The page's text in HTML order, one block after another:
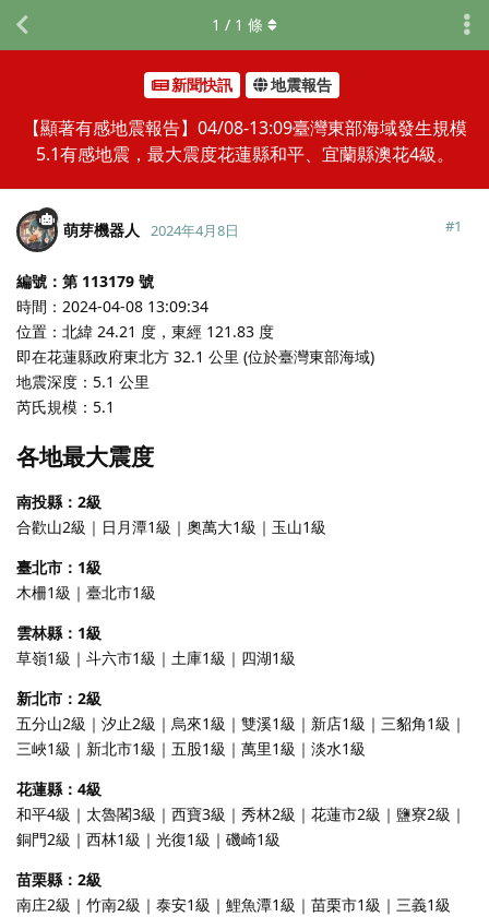
新聞快訊 地震報告
【顯著有感地震報告】04/08-13:09臺灣東部海域發生規模
5.1有感地震，最大震度花蓮縣和平、宜蘭縣澳花4級。
1 / 1 條
萌芽機器人 2024年4月8日 #1
編號：第 113179 號
時間：2024-04-08 13:09:34
位置：北緯 24.21 度，東經 121.83 度
即在花蓮縣政府東北方 32.1 公里 (位於臺灣東部海域)
地震深度：5.1 公里
芮氏規模：5.1
各地最大震度
南投縣：2級
合歡山2級｜日月潭1級｜奧萬大1級｜玉山1級
臺北市：1級
木柵1級｜臺北市1級
雲林縣：1級
草嶺1級｜斗六市1級｜土庫1級｜四湖1級
新北市：2級
五分山2級｜汐止2級｜烏來1級｜雙溪1級｜新店1級｜三貂角1級｜
三峽1級｜新北市1級｜五股1級｜萬里1級｜淡水1級
花蓮縣：4級
和平4級｜太魯閣3級｜西寶3級｜秀林2級｜花蓮市2級｜鹽寮2級｜
銅門2級｜西林1級｜光復1級｜磯崎1級
苗栗縣：2級
南庄2級｜竹南2級｜泰安1級｜鯉魚潭1級｜苗栗市1級｜三義1級